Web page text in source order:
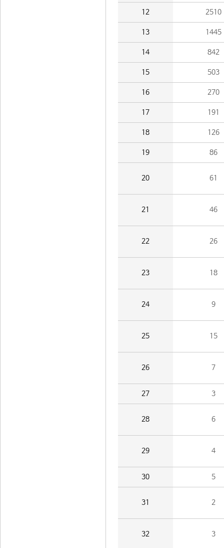
12 2510
13 1445
14 842
15 503
16 270
17 191
18 126
19 86
20 61
21 46
22 26
23 18
24 9
25 15
26 7
27 3
28 6
29 4
30 5
31 2
32 3